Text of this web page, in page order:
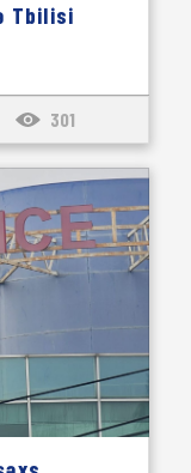
Tbilisi
301